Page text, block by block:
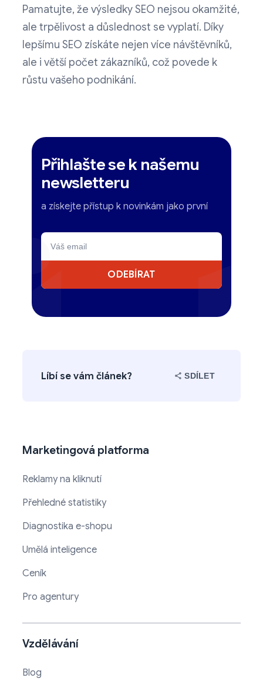
Pamatujte, že výsledky SEO nejsou okamžité,
ale trpělivost a důslednost se vyplatí. Díky
lepšímu SEO získáte nejen více návštěvníků,
ale i větší počet zákazníků, což povede k
růstu vašeho podnikání.
Přihlašte se k našemu
newsletteru
a získejte přístup k novinkám jako první
ODEBÍRAT
Líbí se vám článek? SDÍLET
Marketingová platforma
Reklamy na kliknutí
Přehledné statistiky
Diagnostika e-shopu
Umělá inteligence
Ceník
Pro agentury
Vzdělávání
Blog